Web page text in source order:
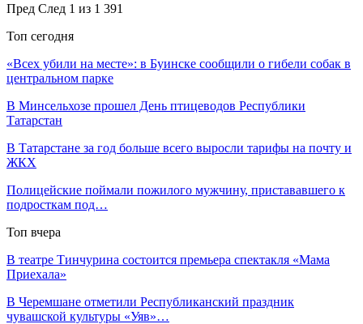
Пред След 1 из 1 391
Топ сегодня
«Всех убили на месте»: в Буинске сообщили о гибели собак в
центральном парке
В Минсельхозе прошел День птицеводов Республики
Татарстан
В Татарстане за год больше всего выросли тарифы на почту и
ЖКХ
Полицейские поймали пожилого мужчину, пристававшего к
подросткам под…
Топ вчера
В театре Тинчурина состоится премьера спектакля «Мама
Приехала»
В Черемшане отметили Республиканский праздник
чувашской культуры «Уяв»…